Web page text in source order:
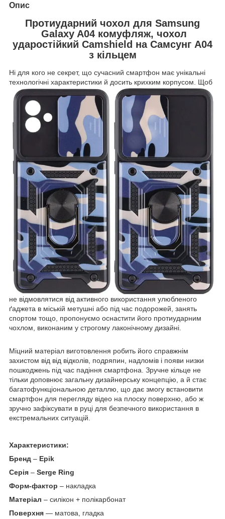
Опис
Протиударний чохол для Samsung
Galaxy A04 комуфляж, чохол
ударостійкий Camshield на Самсунг А04
з кільцем
Ні для кого не секрет, що сучасний смартфон має унікальні
технологічні характеристики й досить крихким корпусом. Щоб
не відмовлятися від активного використання улюбленого
ґаджета в міській метушні або під час подорожей, занять
спортом тощо, пропонуємо оснастити його протиударним
чохлом, виконаним у строгому лаконічному дизайні.
Міцний матеріал виготовлення робить його справжнім
захистом від від відколів, подряпин, надломів і появи низки
пошкоджень під час падіння смартфона. Зручне кільце не
тільки доповнює загальну дизайнерську концепцію, а й стає
багатофункціональною деталлю, що дає змогу встановити
смартфон для перегляду відео на плоску поверхню, або ж
зручно зафіксувати в руці для безпечного використання в
екстремальних ситуацій.
Характеристики:
Бренд – Epik
Серія – Serge Ring
Форм-фактор – накладка
Матеріал – силікон + полікарбонат
Поверхня — матова, гладка